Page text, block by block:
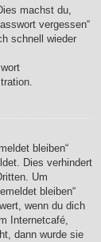
machst du,
vergessen“
schnell wieder
bleiben“
Dies verhindert
Um
bleiben“
wenn du dich
Internetcafé,
dann wurde sie